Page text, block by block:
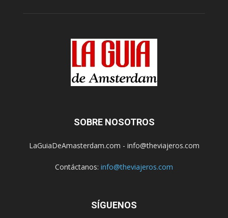
SOBRE NOSOTROS
LaGuiaDeAmasterdam.com - info@theviajeros.com
Contáctanos: info@theviajeros.com
SÍGUENOS